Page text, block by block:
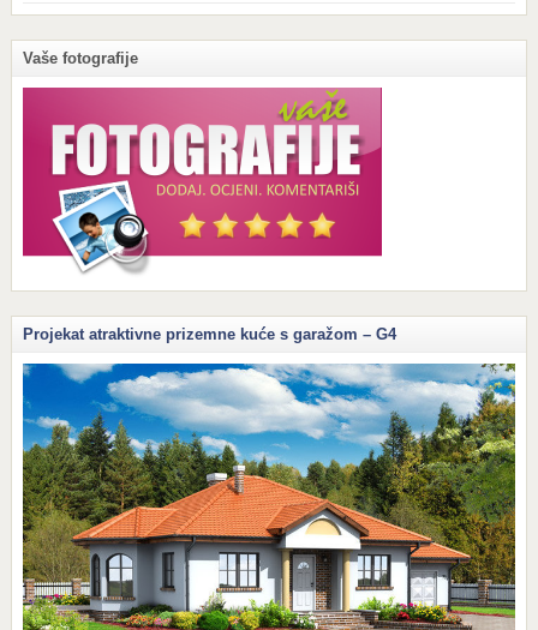
upotrebu papira za pečenje koji će vam učiniti život lakšim i eliminisati
male smetnje koje često niko ne zna kako da popravi! Uglancajte česme
Papirom […]
Vaše fotografije
Projekat atraktivne prizemne kuće s garažom – G4